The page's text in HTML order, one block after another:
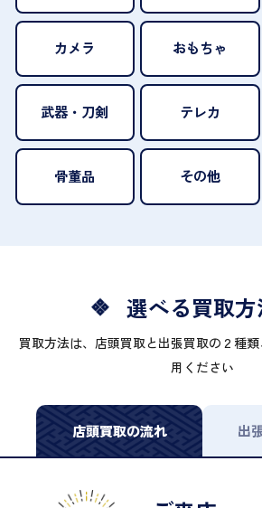
カメラ おもちゃ
武器・刀剣 テレカ
骨董品 その他
選べる買取
買取方法は、店頭買取と出張買取の２種
用ください
店頭買取の流れ 出